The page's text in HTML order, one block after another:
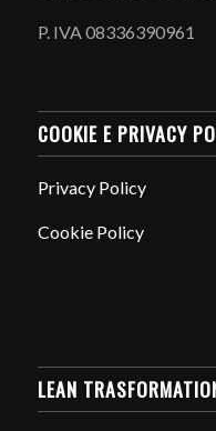
P. IVA 08336390961
COOKIE E PRIVACY
Privacy Policy
Cookie Policy
LEAN